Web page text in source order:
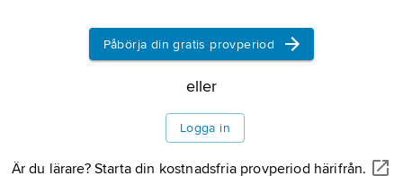
Påbörja din gratis provperiod
eller
Logga in
Är du lärare? Starta din kostnadsfria provperiod härifrån.